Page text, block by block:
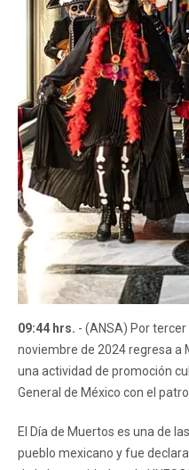
09:44 hrs. - (ANSA) Por
noviembre de 2024 regresa a
una actividad de promoción
General de México con el
El Día de Muertos es una de
pueblo mexicano y fue